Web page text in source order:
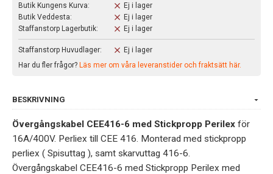
Butik Kungens Kurva:
Ej i lager
Butik Veddesta:
Ej i lager
Staffanstorp Lagerbutik:
Ej i lager
Staffanstorp Huvudlager:
Ej i lager
Har du fler frågor? Läs mer om våra leveranstider och fraktsätt här.
BESKRIVNING
Övergångskabel CEE416-6 med Stickpropp Perilex för
16A/400V. Perliex till CEE 416. Monterad med stickpropp
perliex ( Spisuttag ), samt skarvuttag 416-6.
Övergångskabel CEE416-6 med Stickpropp Perilex med